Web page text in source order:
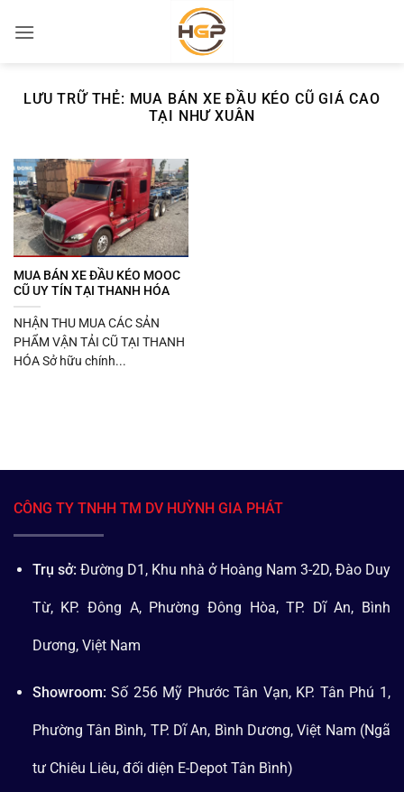
qua
LƯU TRỮ THẺ: MUA BÁN XE ĐẦU KÉO CŨ GIÁ CAO
TẠI NHƯ XUÂN
MUA BÁN XE ĐẦU KÉO MOOC
CŨ UY TÍN TẠI THANH HÓA
NHẬN THU MUA CÁC SẢN
PHẨM VẬN TẢI CŨ TẠI THANH
HÓA Sở hữu chính...
CÔNG TY TNHH TM DV HUỲNH GIA PHÁT
Trụ sở: Đường D1, Khu nhà ở Hoàng Nam 3-2D, Đào Duy
Từ, KP. Đông A, Phường Đông Hòa, TP. Dĩ An, Bình
Dương, Việt Nam
Showroom: Số 256 Mỹ Phước Tân Vạn, KP. Tân Phú 1,
Phường Tân Bình, TP. Dĩ An, Bình Dương, Việt Nam (Ngã
tư Chiêu Liêu, đối diện E-Depot Tân Bình)